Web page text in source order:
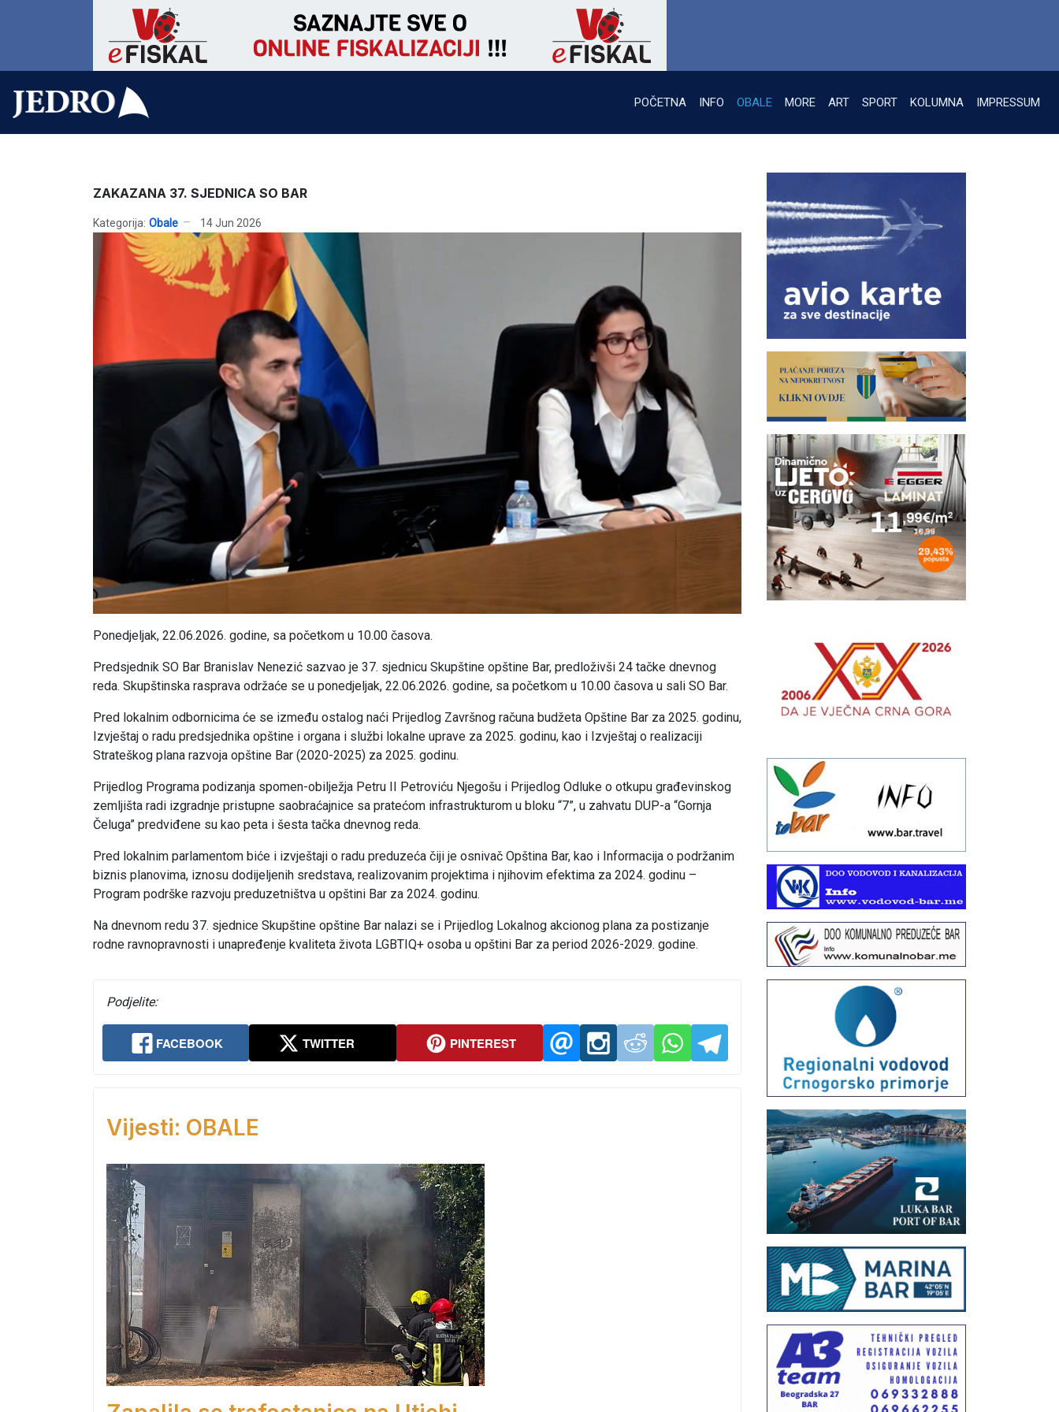
POČETNA INFO OBALE MORE ART SPORT KOLUMNA IMPRESSUM
ZAKAZANA 37. SJEDNICA SO BAR
Kategorija: Obale 14 Jun 2026
Ponedjeljak, 22.06.2026. godine, sa početkom u 10.00 časova.
Predsjednik SO Bar Branislav Nenezić sazvao je 37. sjednicu Skupštine opštine Bar, predloživši 24 tačke dnevnog
reda. Skupštinska rasprava održaće se u ponedjeljak, 22.06.2026. godine, sa početkom u 10.00 časova u sali SO Bar.
Pred lokalnim odbornicima će se između ostalog naći Prijedlog Završnog računa budžeta Opštine Bar za 2025. godinu,
Izvještaj o radu predsjednika opštine i organa i službi lokalne uprave za 2025. godinu, kao i Izvještaj o realizaciji
Strateškog plana razvoja opštine Bar (2020-2025) za 2025. godinu.
Prijedlog Programa podizanja spomen-obilježja Petru II Petroviću Njegošu i Prijedlog Odluke o otkupu građevinskog
zemljišta radi izgradnje pristupne saobraćajnice sa pratećom infrastrukturom u bloku “7”, u zahvatu DUP-a “Gornja
Čeluga” predviđene su kao peta i šesta tačka dnevnog reda.
Pred lokalnim parlamentom biće i izvještaji o radu preduzeća čiji je osnivač Opština Bar, kao i Informacija o podržanim
biznis planovima, iznosu dodijeljenih sredstava, realizovanim projektima i njihovim efektima za 2024. godinu –
Program podrške razvoju preduzetništva u opštini Bar za 2024. godinu.
Na dnevnom redu 37. sjednice Skupštine opštine Bar nalazi se i Prijedlog Lokalnog akcionog plana za postizanje
rodne ravnopravnosti i unapređenje kvaliteta života LGBTIQ+ osoba u opštini Bar za period 2026-2029. godine.
Podjelite:
FACEBOOK TWITTER PINTEREST
Vijesti: OBALE